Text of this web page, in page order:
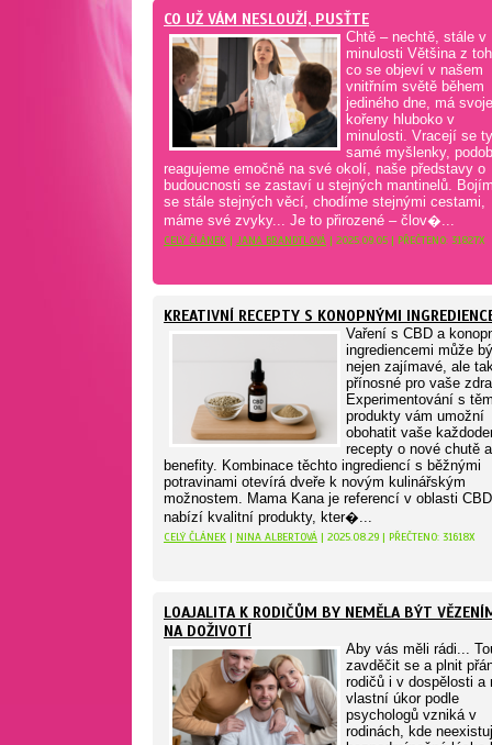
CO UŽ VÁM NESLOUŽÍ, PUSŤTE
Chtě – nechtě, stále v
minulosti Většina z
co se objeví v našem
vnitřním světě během
jediného dne, má svoje
kořeny hluboko v
minulosti. Vracejí se ty
samé myšlenky,
reagujeme emočně na své okolí, naše představy o
budoucnosti se zastaví u stejných mantinelů.
se stále stejných věcí, chodíme stejnými cestami,
máme své zvyky... Je to přirozené – člov�...
CELÝ ČLÁNEK | JANA BRANDTLOVÁ | 2025.09.05 | PŘEČTENO: 31827X
KREATIVNÍ RECEPTY S KONOPNÝMI
Vaření s CBD a
ingrediencemi může
nejen zajímavé, ale
přínosné pro vaše
Experimentování s
produkty vám umožní
obohatit vaše
recepty o nové chutě a
benefity. Kombinace těchto ingrediencí s běžnými
potravinami otevírá dveře k novým kulinářským
možnostem. Mama Kana je referencí v oblasti
nabízí kvalitní produkty, kter�...
CELÝ ČLÁNEK | NINA ALBERTOVÁ | 2025.08.29 | PŘEČTENO: 31618X
LOAJALITA K RODIČŮM BY NEMĚLA BÝT
NA DOŽIVOTÍ
Aby vás měli rádi...
zavděčit se a plnit
rodičů i v dospělosti a
vlastní úkor podle
psychologů vzniká v
rodinách, kde